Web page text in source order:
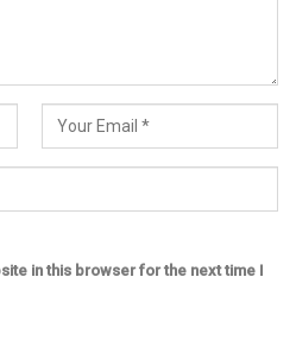
in this browser for the next time I